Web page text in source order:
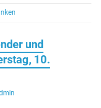
und
10.